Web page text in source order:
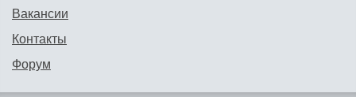
Вакансии
Контакты
Форум